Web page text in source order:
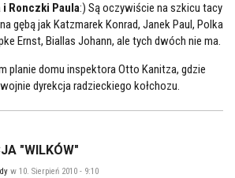
Ronczki Paula:) Są oczywiście na szkicu tacy
gębą jak Katzmarek Konrad, Janek Paul, Polka
Ernst, Biallas Johann, ale tych dwóch nie ma.
planie domu inspektora Otto Kanitza, gdzie
dyrekcja radzieckiego kołchozu.
"WILKÓW"
w 10. Sierpień 2010 - 9:10